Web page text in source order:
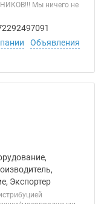
Мы ничего не
Объявления
Экспортер